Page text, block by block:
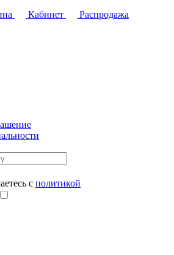
Кабинет
Распродажа
с политикой